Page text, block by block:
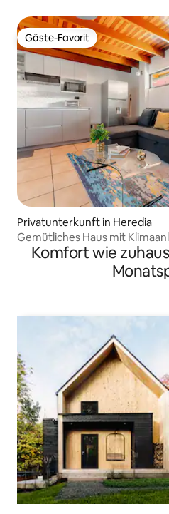
Gäste-Favorit
Gäste-Favorit
Privatunterkunft in Heredia
Gemütliches Haus mit
Flughafens.
Komfort wie